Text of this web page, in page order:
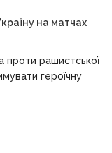
на матчах
проти рашистської
героїчну